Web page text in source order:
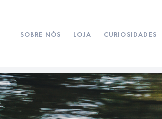
SOBRE NÓS LOJA CURIOSIDADES